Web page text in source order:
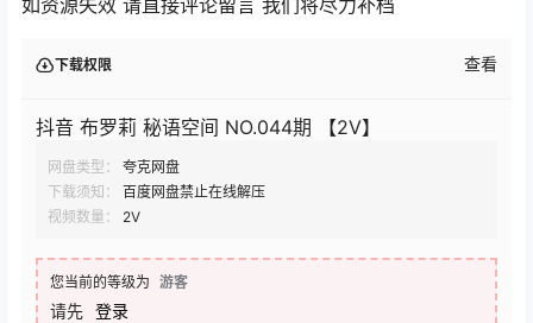
如资源失效 请直接评论留言 我们将尽力补档
下载权限 查看
抖音 布罗莉 秘语空间 NO.044期 【2V】
网盘类型：
夸克网盘
下载须知：
百度网盘禁止在线解压
视频数量：
2V
您当前的等级为 游客
请先 登录